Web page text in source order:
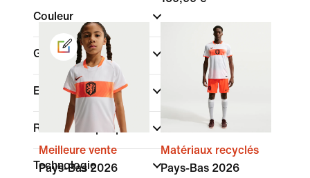
Couleur
Genre
Enfant
Rechercher par prix
Technologie
Meilleure vente
Pays-Bas 2026
Matériaux recyclés
Pays-Bas 2026